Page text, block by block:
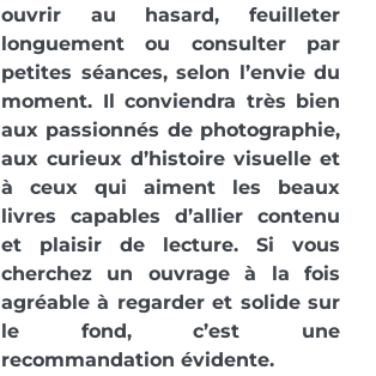
ouvrir au hasard, feuilleter
longuement ou consulter par
petites séances, selon l’envie du
moment. Il conviendra très bien
aux passionnés de photographie,
aux curieux d’histoire visuelle et
à ceux qui aiment les beaux
livres capables d’allier contenu
et plaisir de lecture. Si vous
cherchez un ouvrage à la fois
agréable à regarder et solide sur
le fond, c’est une
recommandation évidente.